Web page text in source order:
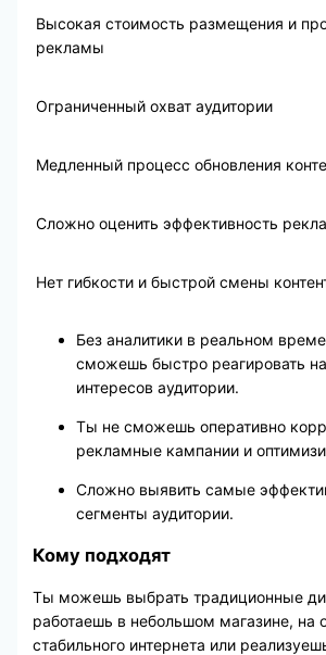
Высокая стоимость размещения и
рекламы
Ограниченный охват аудитории
Медленный процесс обновления
Сложно оценить эффективность
Нет гибкости и быстрой смены
Без аналитики в реальном
сможешь быстро реагировать
интересов аудитории.
Ты не сможешь оперативно
рекламные кампании и
Сложно выявить самые
сегменты аудитории.
Кому подходят
Ты можешь выбрать традиционные
работаешь в небольшом магазине, на
стабильного интернета или